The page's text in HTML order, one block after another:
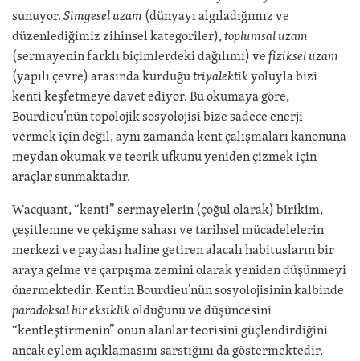
sunuyor.Simgesel uzam(dünyayı algıladığımız ve
düzenlediğimiz zihinsel kategoriler),toplumsal uzam
(sermayenin farklı biçimlerdeki dağılımı) vefiziksel uzam
(yapılı çevre) arasında kurduğutriyalektikyoluyla bizi
kenti keşfetmeye davet ediyor. Bu okumaya göre,
Bourdieu’nün topolojik sosyolojisi bize sadece enerji
vermek için değil, aynı zamanda kent çalışmaları kanonuna
meydan okumak ve teorik ufkunu yeniden çizmek için
araçlar sunmaktadır.
Wacquant, “kenti” sermayelerin (çoğul olarak) birikim,
çeşitlenme ve çekişme sahası ve tarihsel mücadelelerin
merkezi ve paydası haline getiren alacalı habitusların bir
araya gelme ve çarpışma zemini olarak yeniden düşünmeyi
önermektedir. Kentin Bourdieu’nün sosyolojisinin kalbinde
paradoksal bir eksiklikolduğunu ve düşüncesini
“kentleştirmenin” onun alanlar teorisini güçlendirdiğini
ancak eylem açıklamasını sarstığını da göstermektedir.